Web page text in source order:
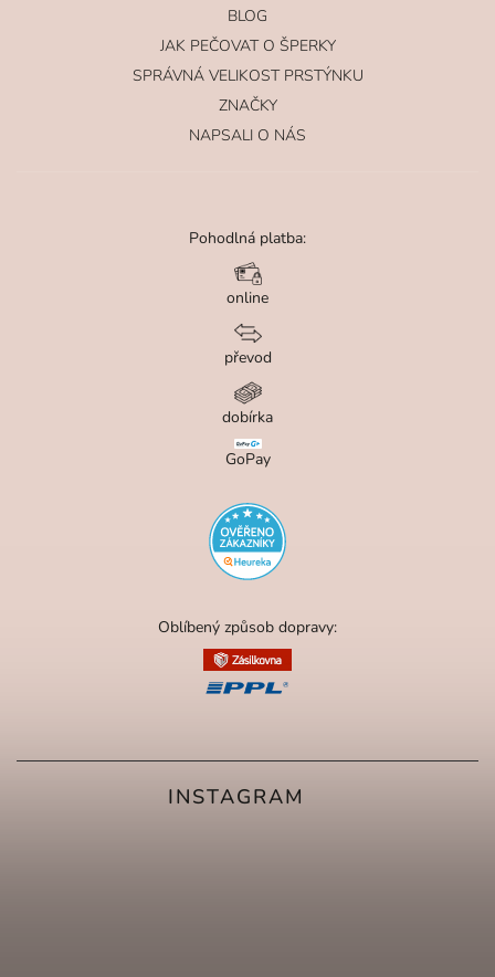
INSTAGRAM
BLOG
JAK PEČOVAT O ŠPERKY
SPRÁVNÁ VELIKOST PRSTÝNKU
ZNAČKY
NAPSALI O NÁS
Pohodlná platba:
online
převod
dobírka
GoPay
Oblíbený způsob dopravy: